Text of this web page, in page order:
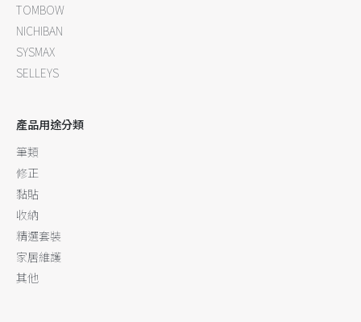
TOMBOW
NICHIBAN
SYSMAX
SELLEYS
產品用途分類
筆類
修正
黏貼
收納
精選套裝
家居維護
其他